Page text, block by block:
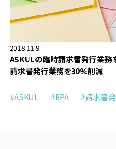
2018.11.9
ASKULの臨時請求書発行業務
請求書発行業務を30%削減
ASKUL RPA 請求書